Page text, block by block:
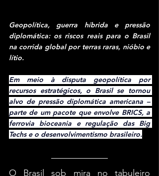
Geopolítica, guerra híbrida e pressão
diplomática: os riscos reais para o Brasil
na corrida global por terras raras, nióbio e
lítio.
Em meio à disputa geopolítica por
recursos estratégicos, o Brasil se tornou
alvo de pressão diplomática americana –
parte de um pacote que envolve BRICS, a
ferrovia bioceania e regulação das Big
Techs e o desenvolvimentismo brasileiro.
O Brasil sob mira no tabuleiro